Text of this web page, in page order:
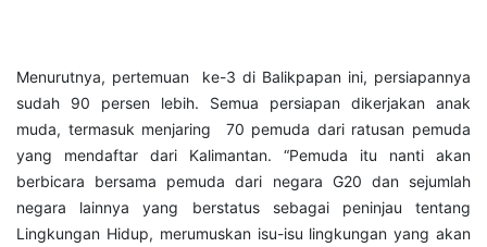
Menurutnya, pertemuan ke-3 di Balikpapan ini, persiapannya
sudah 90 persen lebih. Semua persiapan dikerjakan anak
muda, termasuk menjaring 70 pemuda dari ratusan pemuda
yang mendaftar dari Kalimantan. “Pemuda itu nanti akan
berbicara bersama pemuda dari negara G20 dan sejumlah
negara lainnya yang berstatus sebagai peninjau tentang
Lingkungan Hidup, merumuskan isu-isu lingkungan yang akan